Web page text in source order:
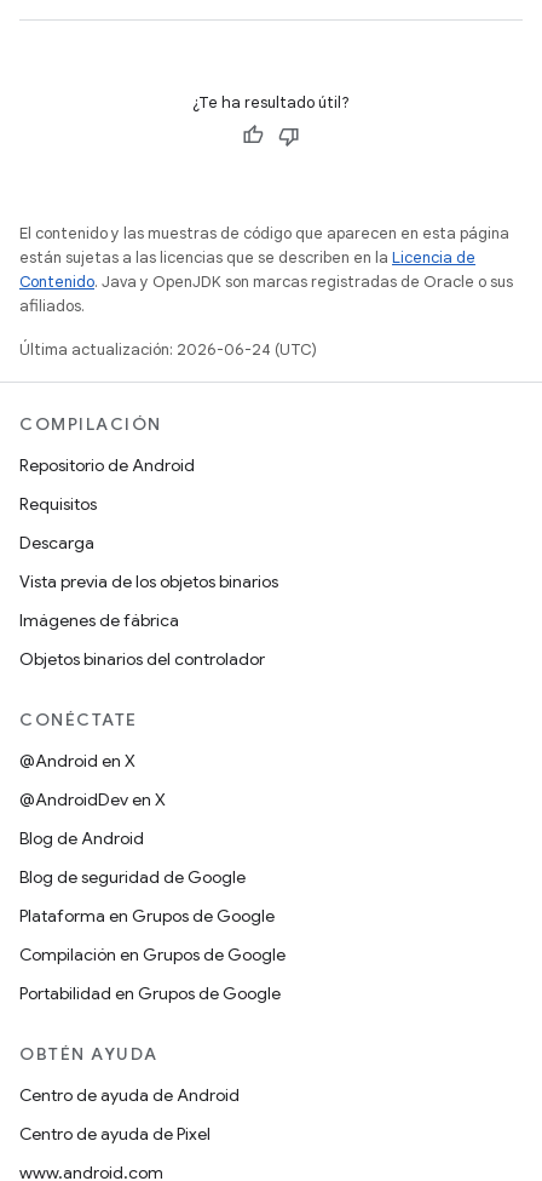
¿Te ha resultado útil?
El contenido y las muestras de código que aparecen en esta página
están sujetas a las licencias que se describen en la Licencia de
Contenido. Java y OpenJDK son marcas registradas de Oracle o sus
afiliados.
Última actualización: 2026-06-24 (UTC)
COMPILACIÓN
Repositorio de Android
Requisitos
Descarga
Vista previa de los objetos binarios
Imágenes de fábrica
Objetos binarios del controlador
CONÉCTATE
@Android en X
@AndroidDev en X
Blog de Android
Blog de seguridad de Google
Plataforma en Grupos de Google
Compilación en Grupos de Google
Portabilidad en Grupos de Google
OBTÉN AYUDA
Centro de ayuda de Android
Centro de ayuda de Pixel
www.android.com